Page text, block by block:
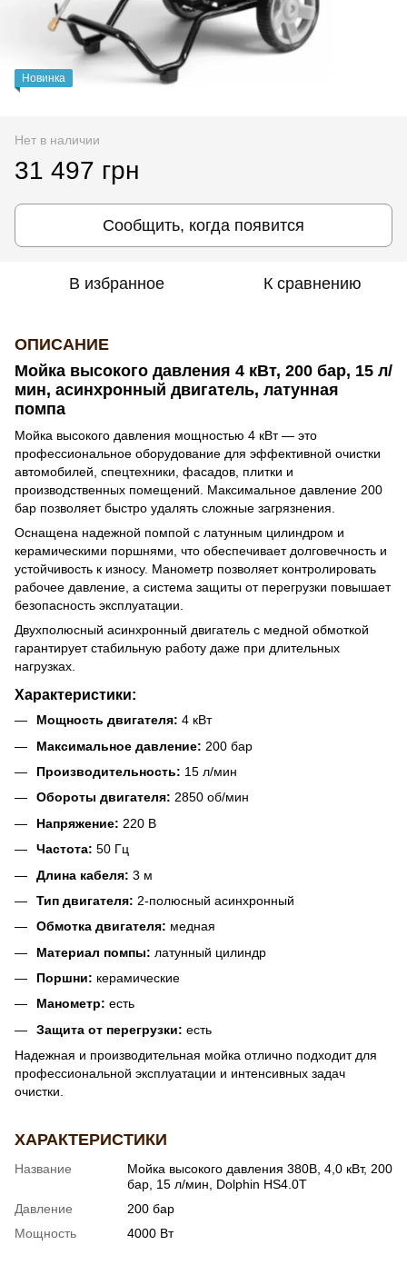
Новинка
Нет в наличии
31 497 грн
Сообщить, когда появится
В избранное К сравнению
ОПИСАНИЕ
Мойка высокого давления 4 кВт, 200 бар, 15 л/
мин, асинхронный двигатель, латунная
помпа
Мойка высокого давления мощностью 4 кВт — это
профессиональное оборудование для эффективной очистки
автомобилей, спецтехники, фасадов, плитки и
производственных помещений. Максимальное давление 200
бар позволяет быстро удалять сложные загрязнения.
Оснащена надежной помпой с латунным цилиндром и
керамическими поршнями, что обеспечивает долговечность и
устойчивость к износу. Манометр позволяет контролировать
рабочее давление, а система защиты от перегрузки повышает
безопасность эксплуатации.
Двухполюсный асинхронный двигатель с медной обмоткой
гарантирует стабильную работу даже при длительных
нагрузках.
Характеристики:
Мощность двигателя: 4 кВт
Максимальное давление: 200 бар
Производительность: 15 л/мин
Обороты двигателя: 2850 об/мин
Напряжение: 220 В
Частота: 50 Гц
Длина кабеля: 3 м
Тип двигателя: 2-полюсный асинхронный
Обмотка двигателя: медная
Материал помпы: латунный цилиндр
Поршни: керамические
Манометр: есть
Защита от перегрузки: есть
Надежная и производительная мойка отлично подходит для
профессиональной эксплуатации и интенсивных задач
очистки.
ХАРАКТЕРИСТИКИ
Название
Мойка высокого давления 380В, 4,0 кВт, 200
бар, 15 л/мин, Dolphin HS4.0T
Давление
200 бар
Мощность
4000 Вт